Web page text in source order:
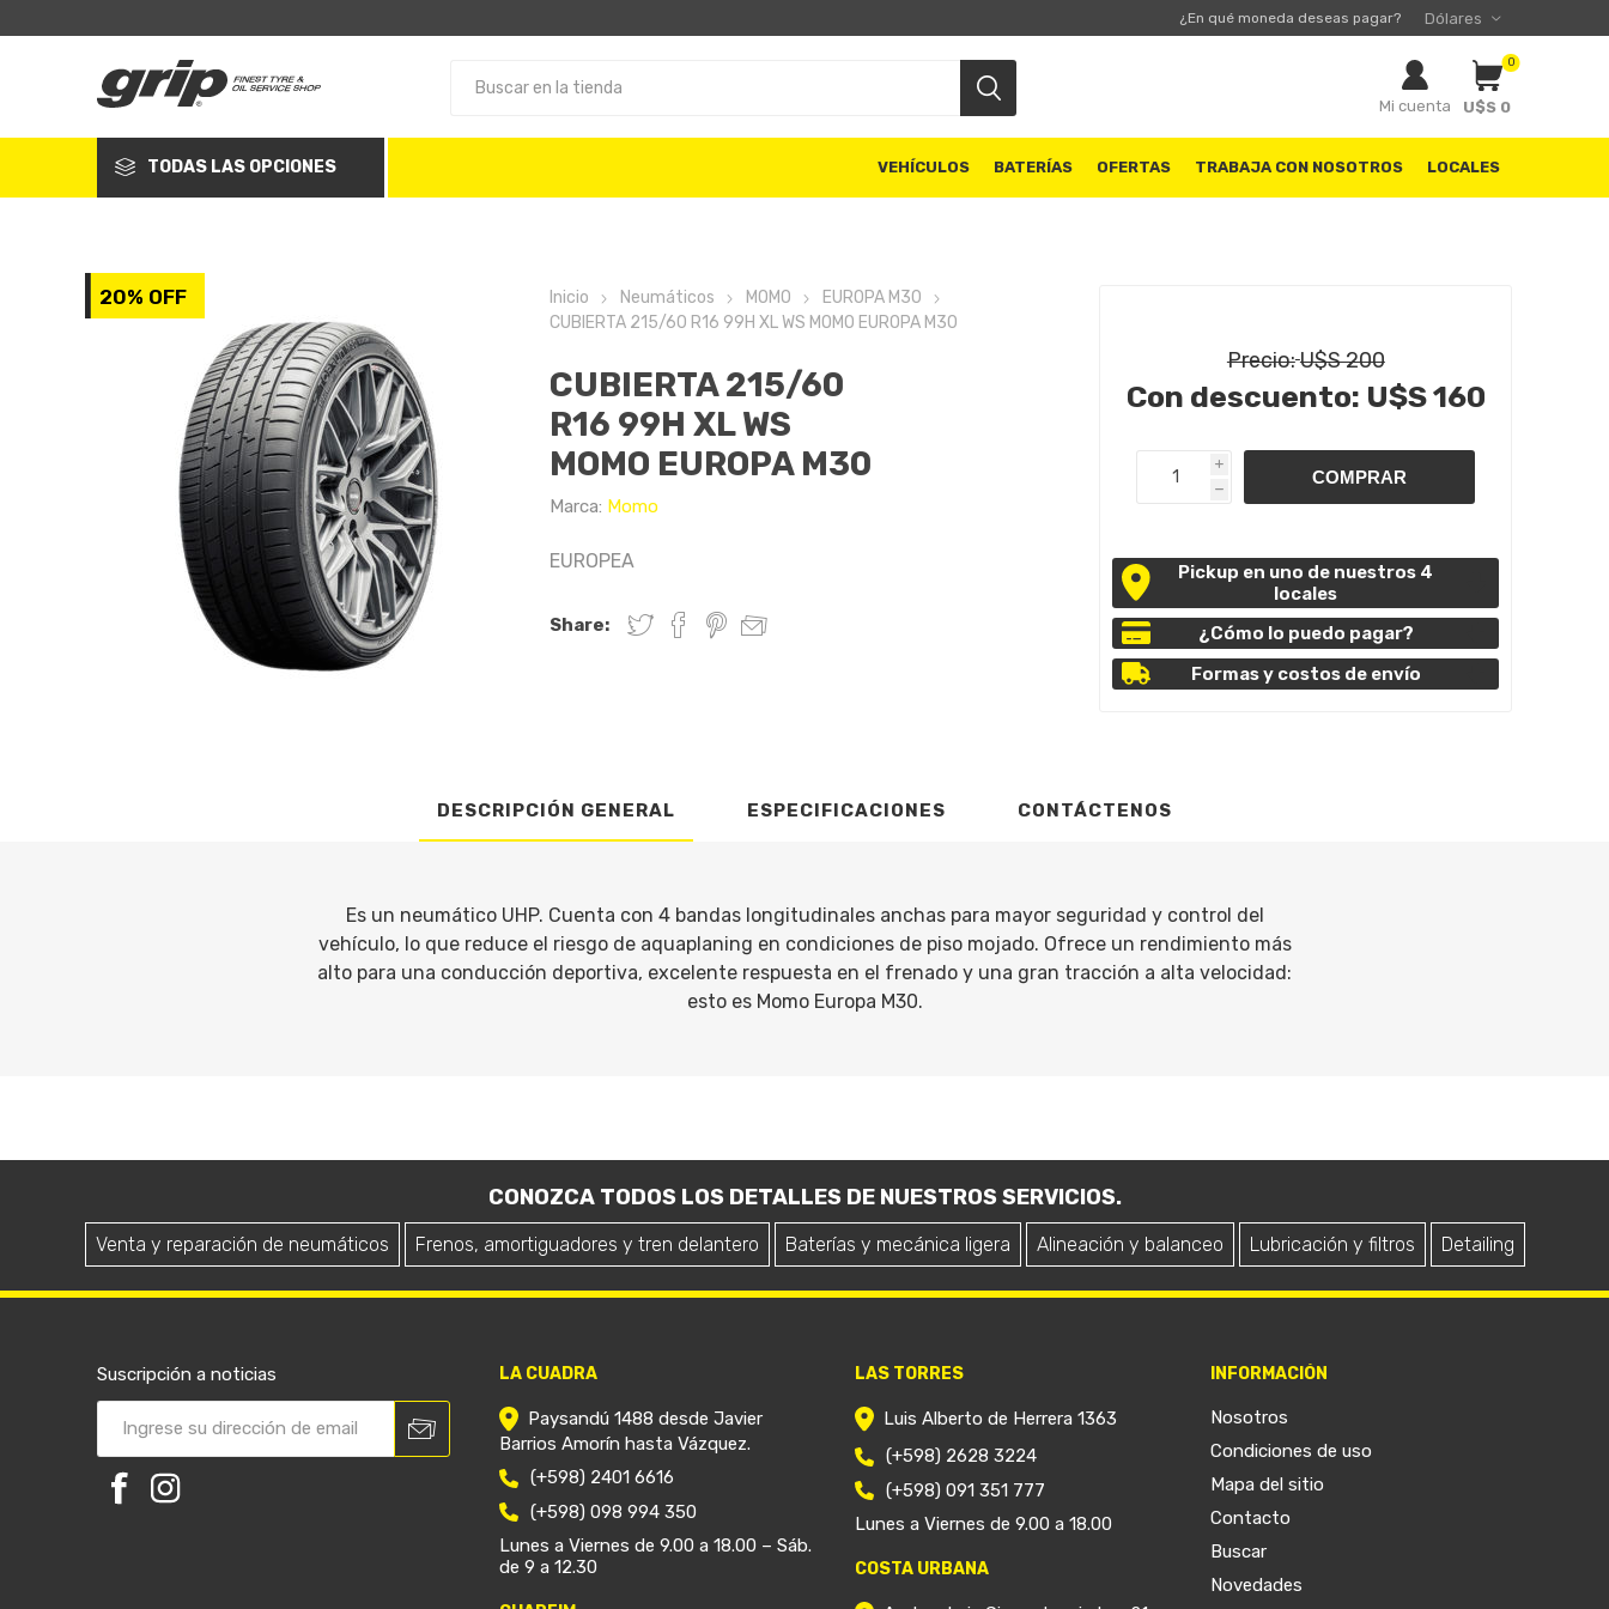
¿En qué moneda deseas pagar?
Mi cuenta
0
U$S 0
TODAS LAS OPCIONES VEHÍCULOS BATERÍAS OFERTAS TRABAJA CON NOSOTROS LOCALES
20% OFF Inicio Neumáticos MOMO
EUROPA M30
CUBIERTA 215/60 R16 99H XL WS MOMO EUROPA M30
CUBIERTA 215/60
R16 99H XL WS
MOMO EUROPA M30
Marca: Momo
EUROPEA
Share:
Precio:U$S 200
Con descuento: U$S 160
i
h
Pickup en uno de nuestros 4
locales
¿Cómo lo puedo pagar?
Formas y costos de envío
DESCRIPCIÓN GENERAL ESPECIFICACIONES CONTÁCTENOS
Es un neumático UHP. Cuenta con 4 bandas longitudinales anchas para mayor seguridad y control del
vehículo, lo que reduce el riesgo de aquaplaning en condiciones de piso mojado. Ofrece un rendimiento más
alto para una conducción deportiva, excelente respuesta en el frenado y una gran tracción a alta velocidad:
esto es Momo Europa M30.
CONOZCA TODOS LOS DETALLES DE NUESTROS SERVICIOS.
Venta y reparación de neumáticos Frenos, amortiguadores y tren delantero Baterías y mecánica ligera Alineación y balanceo Lubricación y filtros Detailing
Suscripción a noticias LA CUADRA
Paysandú 1488 desde Javier
Barrios Amorín hasta Vázquez.
(+598) 2401 6616
(+598) 098 994 350
Lunes a Viernes de 9.00 a 18.00 – Sáb.
de 9 a 12.30
LAS TORRES
Luis Alberto de Herrera 1363
(+598) 2628 3224
(+598) 091 351 777
Lunes a Viernes de 9.00 a 18.00
COSTA URBANA
INFORMACIÓN
Nosotros
Condiciones de uso
Mapa del sitio
Contacto
Buscar
Novedades